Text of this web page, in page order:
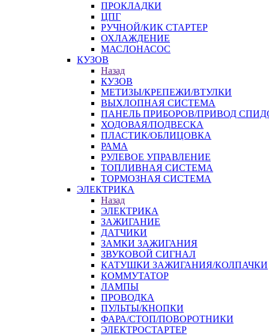
ПРОКЛАДКИ
ЦПГ
РУЧНОЙ/КИК СТАРТЕР
ОХЛАЖДЕНИЕ
МАСЛОНАСОС
КУЗОВ
Назад
КУЗОВ
МЕТИЗЫ/КРЕПЕЖИ/ВТУЛКИ
ВЫХЛОПНАЯ СИСТЕМА
ПАНЕЛЬ ПРИБОРОВ/ПРИВОД
ХОДОВАЯ/ПОДВЕСКА
ПЛАСТИК/ОБЛИЦОВКА
РАМА
РУЛЕВОЕ УПРАВЛЕНИЕ
ТОПЛИВНАЯ СИСТЕМА
ТОРМОЗНАЯ СИСТЕМА
ЭЛЕКТРИКА
Назад
ЭЛЕКТРИКА
ЗАЖИГАНИЕ
ДАТЧИКИ
ЗАМКИ ЗАЖИГАНИЯ
ЗВУКОВОЙ СИГНАЛ
КАТУШКИ ЗАЖИГАНИЯ/КОЛПАЧКИ
КОММУТАТОР
ЛАМПЫ
ПРОВОДКА
ПУЛЬТЫ/КНОПКИ
ФАРА/СТОП/ПОВОРОТНИКИ
ЭЛЕКТРОСТАРТЕР